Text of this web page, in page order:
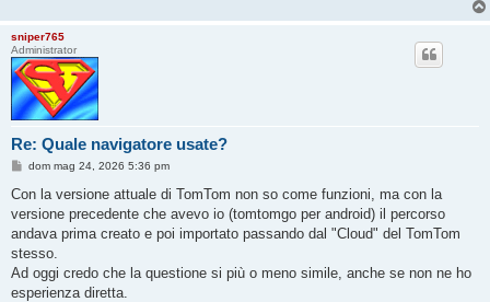
sniper765
Administrator
Re: Quale navigatore usate?
M
s
a
g
i
o
dom mag 24, 2026 5:36 pm
Con la versione attuale di TomTom non so come funzioni, ma con la
versione precedente che avevo io (tomtomgo per android) il percorso
andava prima creato e poi importato passando dal "Cloud" del TomTom
stesso.
Ad oggi credo che la questione si più o meno simile, anche se non ne ho
esperienza diretta.